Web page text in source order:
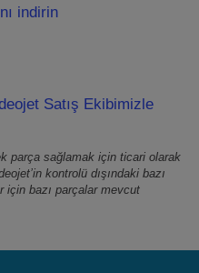
indirin
Satış Ekibimizle
parça sağlamak için ticari olarak
kontrolü dışındaki bazı
için bazı parçalar mevcut